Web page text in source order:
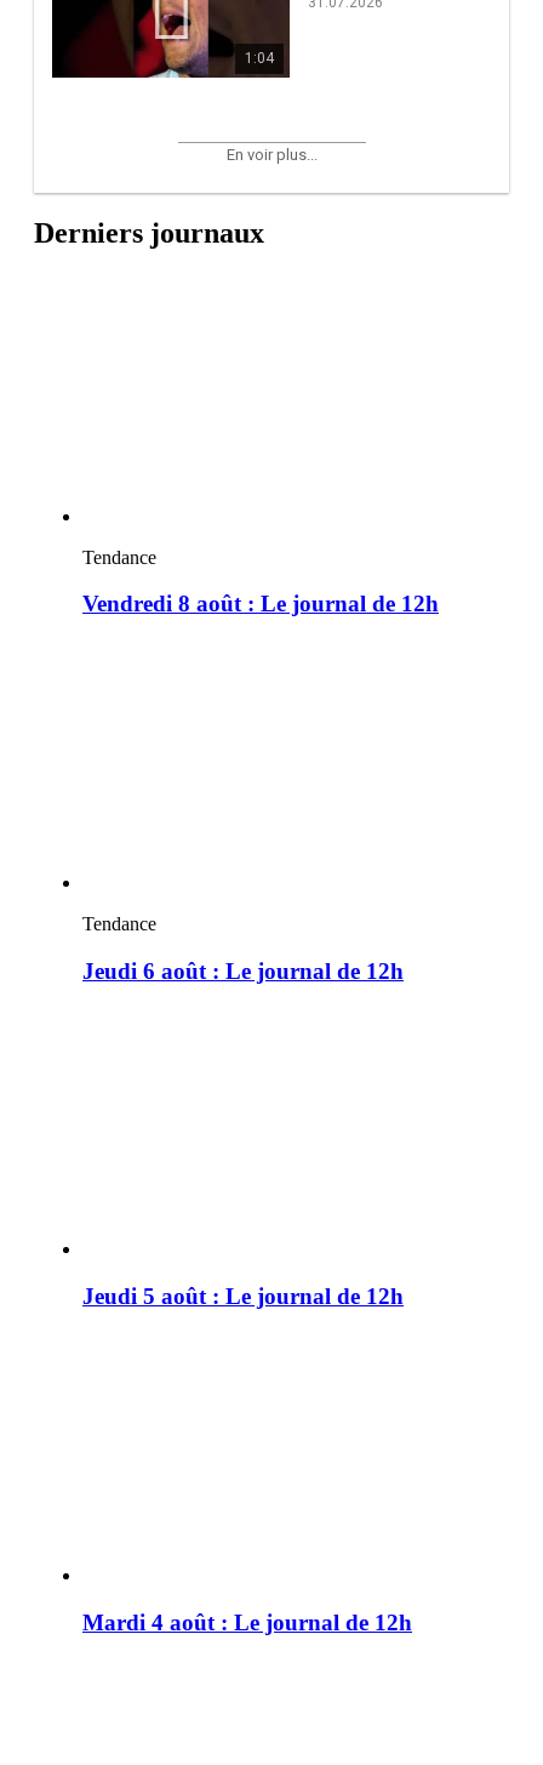
1:04
En voir plus...
Derniers journaux
Tendance
Vendredi 8 août : Le journal de 12h
Tendance
Jeudi 6 août : Le journal de 12h
Jeudi 5 août : Le journal de 12h
Mardi 4 août : Le journal de 12h